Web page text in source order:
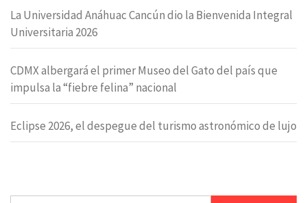
La Universidad Anáhuac Cancún dio la Bienvenida Integral
Universitaria 2026
CDMX albergará el primer Museo del Gato del país que
impulsa la “fiebre felina” nacional
Eclipse 2026, el despegue del turismo astronómico de lujo